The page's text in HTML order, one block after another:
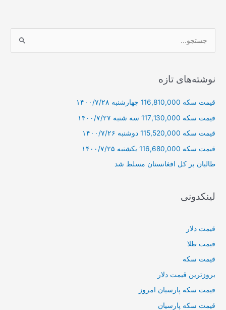
ب
ر
ا
نوشته‌های تازه
قیمت سکه 116,810,000 چهارشنبه ۱۴۰۰/۷/۲۸
قیمت سکه 117,130,000 سه شنبه ۱۴۰۰/۷/۲۷
قیمت سکه 115,520,000 دوشنبه ۱۴۰۰/۷/۲۶
قیمت سکه 116,680,000 یکشنبه ۱۴۰۰/۷/۲۵
طالبان بر كل افغانستان مسلط شد
لینکدونی
قیمت دلار
قیمت طلا
قیمت سکه
بروزترین قیمت دلار
قیمت سکه پارسیان امروز
قیمت سکه پارسیان